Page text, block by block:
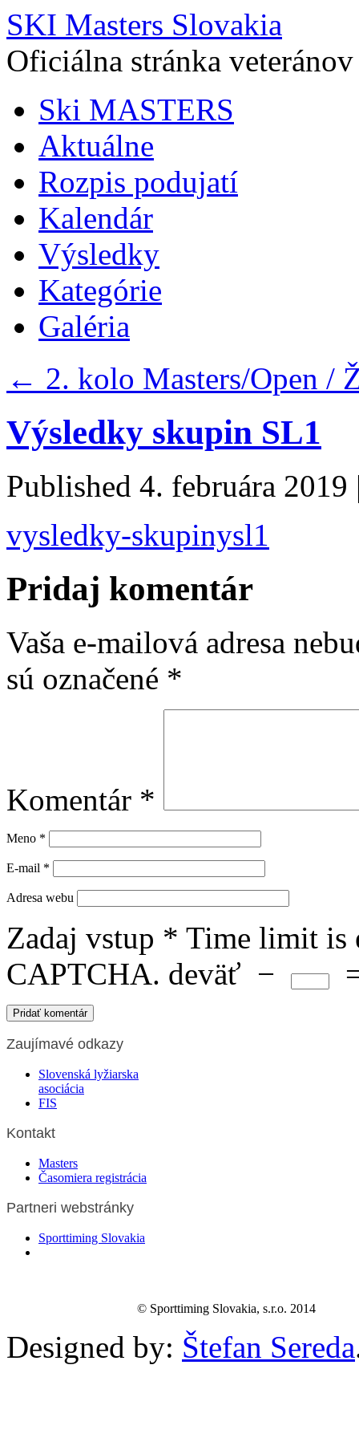
SKI Masters Slovakia
Oficiálna stránka
Ski MASTERS
Aktuálne
Rozpis podujatí
Kalendár
Výsledky
Kategórie
Galéria
← 2. kolo Masters/Open /
Výsledky skupin SL1
Published 4. februára 2019
vysledky-skupinysl1
Pridaj komentár
Vaša e-mailová adresa
sú označené *
Komentár *
Meno *
E-mail *
Adresa webu
Zadaj vstup * Time limit is
CAPTCHA. deväť −
Zaujímavé odkazy
Slovenská lyžiarska
asociácia
FIS
Kontakt
Masters
Časomiera registrácia
Partneri webstránky
Sporttiming Slovakia
© Sporttiming Slovakia, s.r.o. 2014
Designed by: Štefan Sereda